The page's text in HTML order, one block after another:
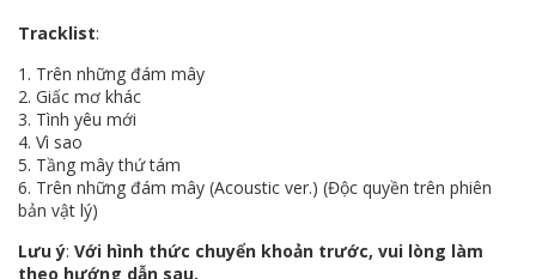
Tracklist:
1. Trên những đám mây
2. Giấc mơ khác
3. Tình yêu mới
4. Vì sao
5. Tầng mây thứ tám
6. Trên những đám mây (Acoustic ver.) (Độc quyền trên phiên
bản vật lý)
Lưu ý: Với hình thức chuyển khoản trước, vui lòng làm
theo hướng dẫn sau.